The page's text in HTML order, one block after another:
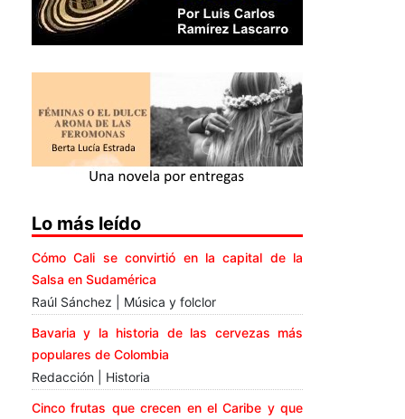
Lo más leído
Cómo Cali se convirtió en la capital de la
Salsa en Sudamérica
Raúl Sánchez | Música y folclor
Bavaria y la historia de las cervezas más
populares de Colombia
Redacción | Historia
Cinco frutas que crecen en el Caribe y que